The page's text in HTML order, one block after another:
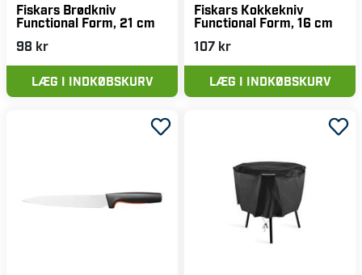
Fiskars Brødkniv
Functional Form, 21 cm
98 kr
LÆG I INDKØBSKURV
Fiskars Kokkekniv
Functional Form, 16 cm
107 kr
LÆG I INDKØBSKURV